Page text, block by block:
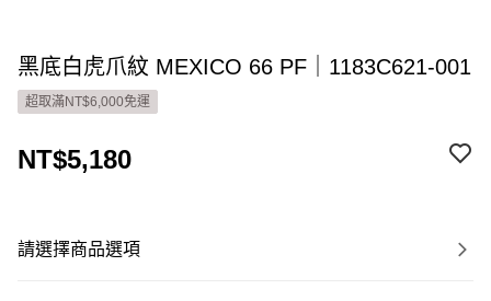
黑底白虎爪紋 MEXICO 66 PF｜1183C621-001
超取滿NT$6,000免運
NT$5,180
請選擇商品選項